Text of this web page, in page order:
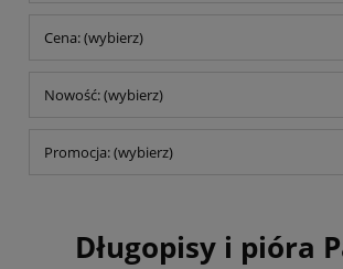
pqi
rodar.pl
Stedman
Trophee
Cena: (wybierz)
Nowość: (wybierz)
Promocja: (wybierz)
Długopisy i pióra